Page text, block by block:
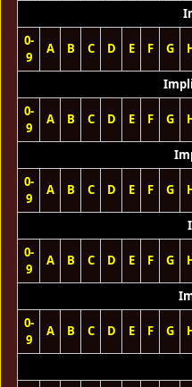
0-
9
A B C D E F G
0-
9
A B C D E F G
0-
9
A B C D E F G
0-
9
A B C D E F G
0-
9
A B C D E F G